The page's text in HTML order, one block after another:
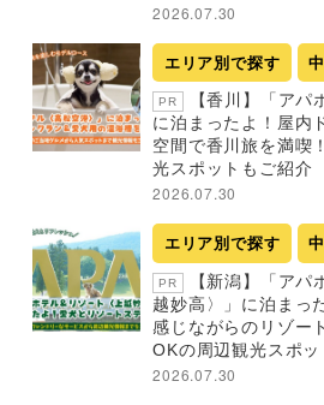
2026.07.30
エリア別で探す
PR
【香川】「アパ
に泊まったよ！屋内
空間で香川旅を満喫
光スポットもご紹介
2026.07.30
エリア別で探す
PR
【新潟】「アパ
越妙高〉」に泊まっ
感じながらのリゾー
OKの周辺観光スポッ
2026.07.30